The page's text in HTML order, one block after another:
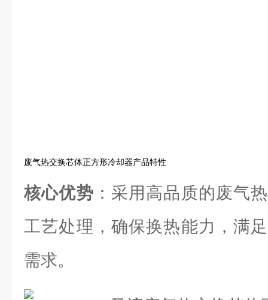
废气热交换芯体正方形冷却器产品特性
核心优势 ：采用高品质的废气
工艺处理，确保换热能力，满
需求。